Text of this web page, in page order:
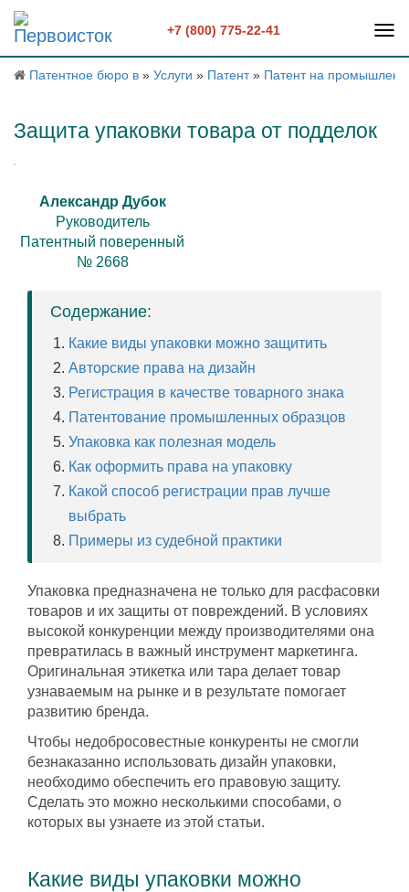
+7 (800) 775-22-41
Патентное бюро в » Услуги » Патент» Патент на
Защита упаковки товара от подделок
Александр Дубок
Руководитель
Патентный поверенный
№ 2668
Содержание:
Какие виды упаковки можно защитить
Авторские права на дизайн
Регистрация в качестве товарного знака
Патентование промышленных образцов
Упаковка как полезная модель
Как оформить права на упаковку
Какой способ регистрации прав лучше
выбрать
Примеры из судебной практики
Упаковка предназначена не только для расфасовки
товаров и их защиты от повреждений. В условиях
высокой конкуренции между производителями она
превратилась в важный инструмент маркетинга.
Оригинальная этикетка или тара делает товар
узнаваемым на рынке и в результате помогает
развитию бренда.
Чтобы недобросовестные конкуренты не смогли
безнаказанно использовать дизайн упаковки,
необходимо обеспечить его правовую защиту.
Сделать это можно несколькими способами, о
которых вы узнаете из этой статьи.
Какие виды упаковки можно